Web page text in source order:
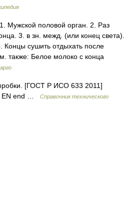
половой орган. 2. Раз
3. в зн. межд. (или конец света).
сушить отдыхать после
также: Белое молоко с конца
[ГОСТ Р ИСО 633 2011]
EN end …
Справочник технического